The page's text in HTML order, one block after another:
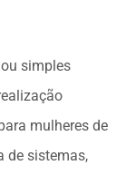
simples
mulheres de
de sistemas,